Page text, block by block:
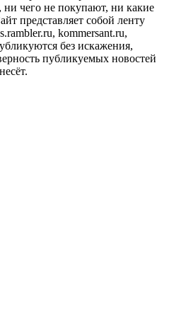
ни чего не покупают, ни какие
представляет собой ленту
kommersant.ru,
без искажения,
публикуемых новостей